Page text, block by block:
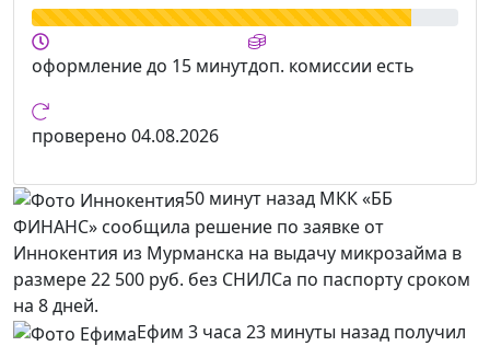
оформлениедо 15 минутдоп. комиссии есть
проверено 04.08.2026
50 минут назад МКК «ББ
ФИНАНС» сообщила решение по заявке от
Иннокентия из Мурманска на выдачу микрозайма в
размере 22 500 руб. без СНИЛСа по паспорту сроком
на 8 дней.
Ефим 3 часа 23 минуты назад получил